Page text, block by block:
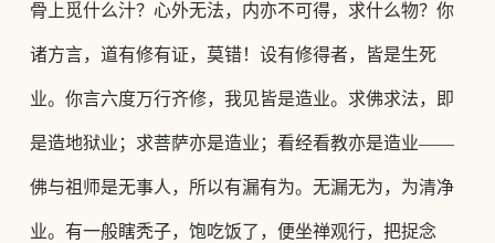
骨上觅什么汁？心外无法，内亦不可得，求什么物？你
诸方言，道有修有证，莫错！设有修得者，皆是生死
业。你言六度万行齐修，我见皆是造业。求佛求法，即
是造地狱业；求菩萨亦是造业；看经看教亦是造业——
佛与祖师是无事人，所以有漏有为。无漏无为，为清净
业。有一般瞎秃子，饱吃饭了，便坐禅观行，把捉念